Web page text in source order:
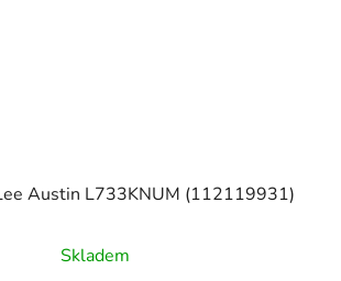
Austin L733KNUM (112119931)
Skladem